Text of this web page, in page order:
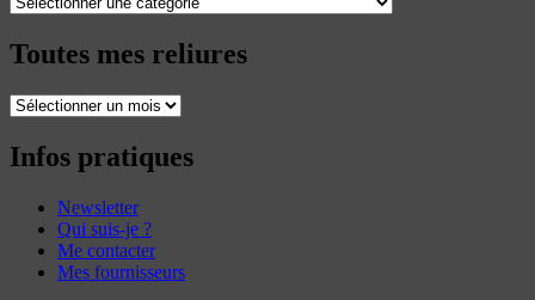
Toutes mes reliures
Toutes
reliures
Infos pratiques
Newsletter
Qui suis-je ?
Me contacter
Mes fournisseurs